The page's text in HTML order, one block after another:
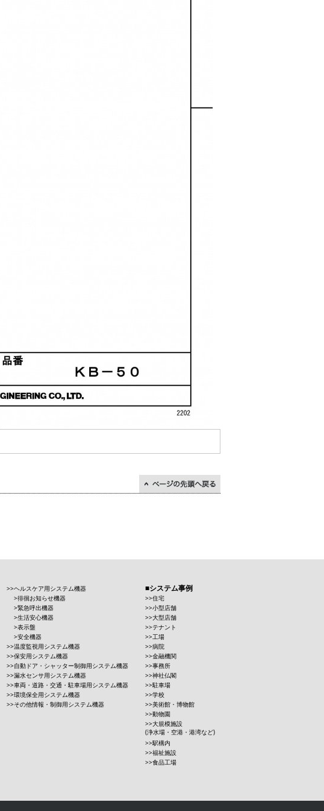
ヘルスケア用システム機器
徘徊お知らせ機器
緊急呼出機器
生活安心機器
表示盤
安全機器
温度監視用システム機器
保安用システム機器
自動ドア・シャッター制御用システム機器
漏水センサ用システム機器
車両・道路・交通・駐車場用システム機器
環境保全用システム機器
その他情報・制御用システム機器
システム事例
住宅
小型店舗
大型店舗
テナント
工場
病院
金融機関
事務所
神社仏閣
駐車場
学校
美術館・博物館
動物園
大規模施設
(浄水場・空港・港湾など)
駅構内
福祉施設
食品工場